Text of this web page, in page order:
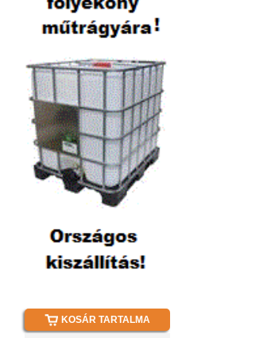
KOSÁR TARTALMA